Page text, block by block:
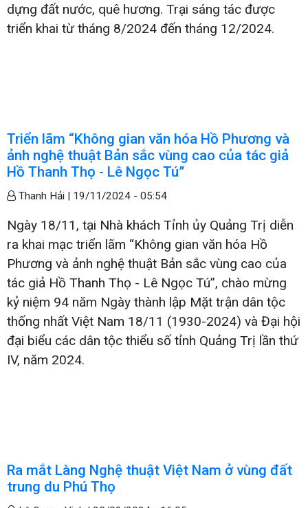
dựng đất nước, quê hương. Trại sáng tác được
triển khai từ tháng 8/2024 đến tháng 12/2024.
Triển lãm “Không gian văn hóa Hồ Phương và
ảnh nghệ thuật Bản sắc vùng cao của tác giả
Hồ Thanh Thọ - Lê Ngọc Tú”
Thanh Hải | 19/11/2024 - 05:54
Ngày 18/11, tại Nhà khách Tỉnh ủy Quảng Trị diễn
ra khai mạc triển lãm “Không gian văn hóa Hồ
Phương và ảnh nghệ thuật Bản sắc vùng cao của
tác giả Hồ Thanh Thọ - Lê Ngọc Tú”, chào mừng
kỷ niệm 94 năm Ngày thành lập Mặt trận dân tộc
thống nhất Việt Nam 18/11 (1930-2024) và Đại hội
đại biểu các dân tộc thiểu số tỉnh Quảng Trị lần thứ
IV, năm 2024.
Ra mắt Làng Nghệ thuật Việt Nam ở vùng đất
trung du Phú Thọ